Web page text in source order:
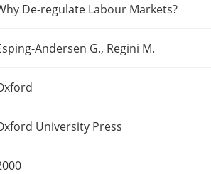
De-regulate Labour Markets?
Andersen G., Regini M.
University Press